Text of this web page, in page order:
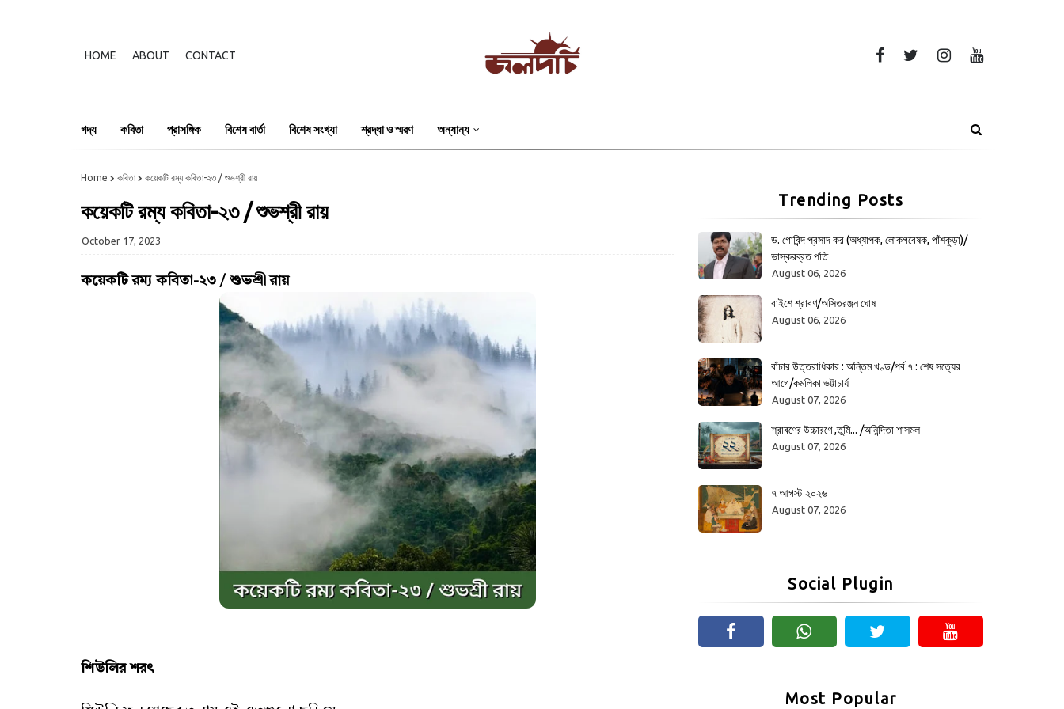
HOME ABOUT CONTACT
গদ্য কবিতা প্রাসঙ্গিক বিশেষ বার্তা বিশেষ সংখ্যা শ্রদ্ধা ও স্মরণ অন্যান্য
Home কবিতা কয়েকটি রম্য কবিতা-২৩ / শুভশ্রী রায়
কয়েকটি রম্য কবিতা-২৩ / শুভশ্রী রায়
October 17, 2023
কয়েকটি রম্য কবিতা-২৩ / শুভশ্রী রায়
শিউলির শরৎ
Trending Posts
ড. গোবিন্দ প্রসাদ কর (অধ্যাপক, লোকগবেষক, পাঁশকুড়া)/
ভাস্করব্রত পতি
August 06, 2026
বাইশে শ্রাবণ/অসিতরঞ্জন ঘোষ
August 06, 2026
বাঁচার উত্তরাধিকার : অন্তিম খণ্ড/পর্ব ৭ : শেষ সত্যের
আগে/কমলিকা ভট্টাচার্য
August 07, 2026
শ্রাবণের উচ্চারণে ,তুমি... /অনিন্দিতা শাসমল
August 07, 2026
৭ আগস্ট ২০২৬
August 07, 2026
Social Plugin
Most Popular